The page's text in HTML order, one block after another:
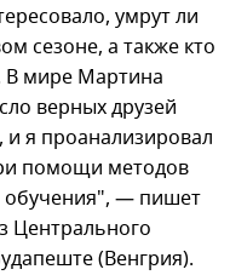
умрут ли
сезоне, а также кто
В мире Мартина
верных друзей
я проанализировал
помощи методов
обучения", — пишет
Центрального
(Венгрия).